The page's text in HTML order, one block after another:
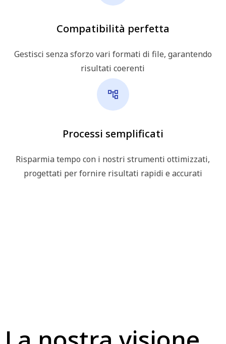
Compatibilità perfetta
Gestisci senza sforzo vari formati di file, garantendo
risultati coerenti
Processi semplificati
Risparmia tempo con i nostri strumenti ottimizzati,
progettati per fornire risultati rapidi e accurati